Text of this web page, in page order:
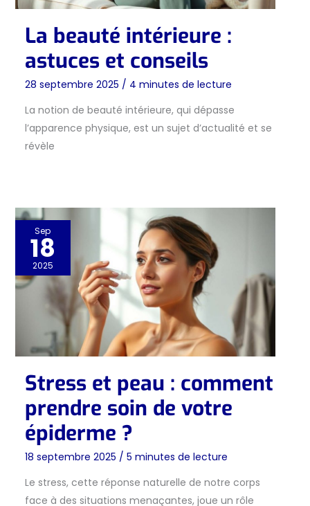
La beauté intérieure :
astuces et conseils
28 septembre 2025 / 4 minutes de lecture
La notion de beauté intérieure, qui dépasse
l’apparence physique, est un sujet d’actualité et se
révèle
Sep
18
2025
Stress et peau : comment
prendre soin de votre
épiderme ?
18 septembre 2025 / 5 minutes de lecture
Le stress, cette réponse naturelle de notre corps
face à des situations menaçantes, joue un rôle